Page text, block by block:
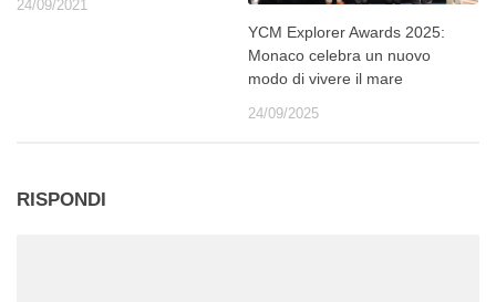
24/09/2021
YCM Explorer Awards 2025:
Monaco celebra un nuovo
modo di vivere il mare
24/09/2025
RISPONDI